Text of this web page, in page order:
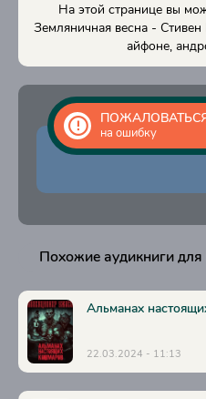
На этой странице вы
Земляничная весна -
айфоне,
на ошибку
Похожие аудикниги
Альманах
22.03.2024 - 11:13